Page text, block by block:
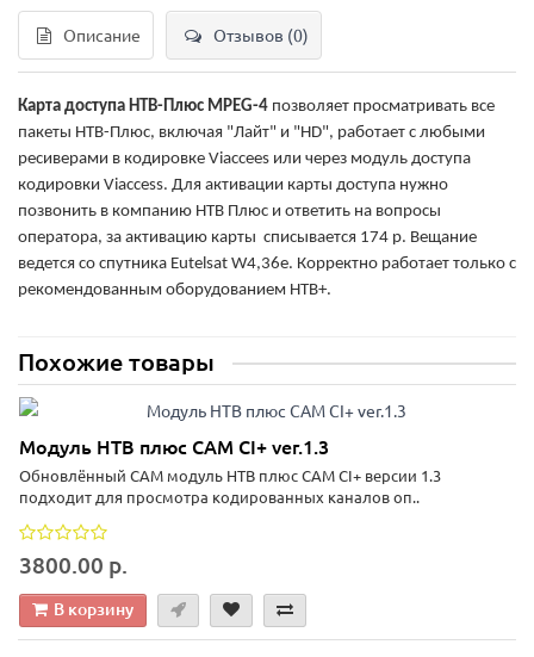
Описание Отзывов (0)
Карта доступа НТВ-Плюс MPEG-4 позволяет просматривать все
пакеты НТВ-Плюс, включая "Лайт" и "HD", работает с любыми
ресиверами в кодировке Viaccees или через модуль доступа
кодировки Viaccess. Для активации карты доступа нужно
позвонить в компанию НТВ Плюс и ответить на вопросы
оператора, за активацию карты списывается 174 р. Вещание
ведется со спутника Eutelsat W4,36e. Корректно работает только с
рекомендованным оборудованием НТВ+.
Похожие товары
Модуль НТВ плюс CAM CI+ ver.1.3
Обновлённый CAM модуль НТВ плюс CAM CI+ версии 1.3
подходит для просмотра кодированных каналов оп..
3800.00 р.
В корзину